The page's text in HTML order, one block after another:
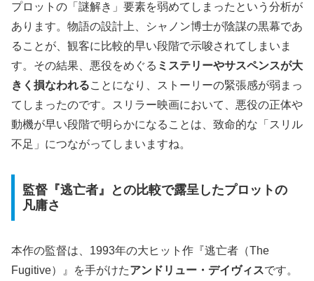
プロットの「謎解き」要素を弱めてしまったという分析が
あります。物語の設計上、シャノン博士が陰謀の黒幕であ
ることが、観客に比較的早い段階で示唆されてしまいま
す。その結果、悪役をめぐる ミステリーやサスペンスが大
きく損なわれることになり、ストーリーの緊張感が弱まっ
てしまったのです。スリラー映画において、悪役の正体や
動機が早い段階で明らかになることは、致命的な「スリル
不足」につながってしまいますね。
監督『逃亡者』との比較で露呈したプロットの
凡庸さ
本作の監督は、1993年の大ヒット作『逃亡者（The
Fugitive）』を手がけたアンドリュー・デイヴィスです。